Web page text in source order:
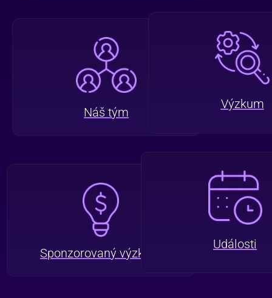
Náš tým
Výzkum
Sponzorovaný výzkum
Události